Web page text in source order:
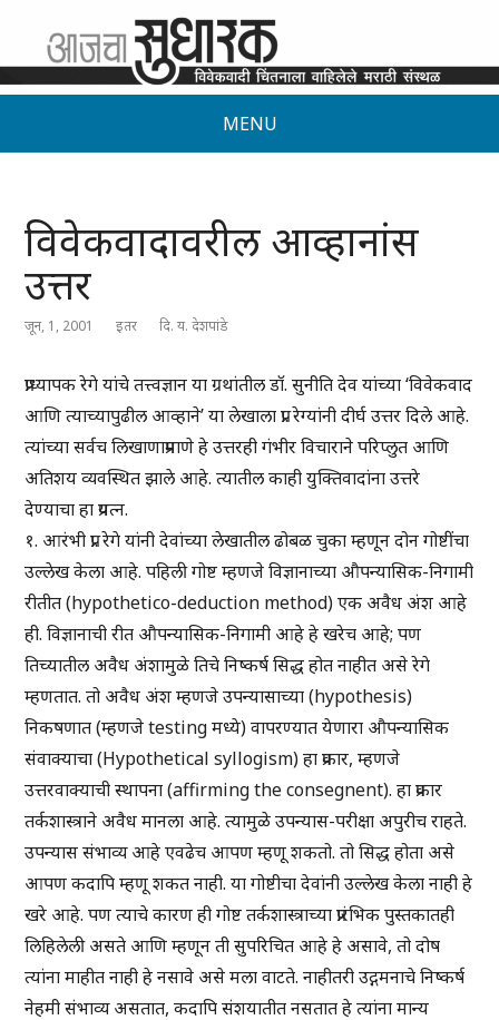
MENU
विवेकवादावरील आव्हानांस
उत्तर
जून, 1, 2001 इतर दि. य. देशपांडे
प्राध्यापक रेगे यांचे तत्त्वज्ञान या ग्रथांतील डॉ. सुनीति देव यांच्या ‘विवेकवाद
आणि त्याच्यापुढील आव्हाने’ या लेखाला प्रा. रेग्यांनी दीर्घ उत्तर दिले आहे.
त्यांच्या सर्वच लिखाणाप्रमाणे हे उत्तरही गंभीर विचाराने परिप्लुत आणि
अतिशय व्यवस्थित झाले आहे. त्यातील काही युक्तिवादांना उत्तरे
देण्याचा हा प्रयत्न.
१. आरंभी प्रा. रेगे यांनी देवांच्या लेखातील ढोबळ चुका म्हणून दोन गोष्टींचा
उल्लेख केला आहे. पहिली गोष्ट म्हणजे विज्ञानाच्या औपन्यासिक-निगामी
रीतीत (hypothetico-deduction method) एक अवैध अंश आहे
ही. विज्ञानाची रीत औपन्यासिक-निगामी आहे हे खरेच आहे; पण
तिच्यातील अवैध अंशामुळे तिचे निष्कर्ष सिद्ध होत नाहीत असे रेगे
म्हणतात. तो अवैध अंश म्हणजे उपन्यासाच्या (hypothesis)
निकषणात (म्हणजे testing मध्ये) वापरण्यात येणारा औपन्यासिक
संवाक्याचा (Hypothetical syllogism) हा प्रकार, म्हणजे
उत्तरवाक्याची स्थापना (affirming the consegnent). हा प्रकार
तर्कशास्त्राने अवैध मानला आहे. त्यामुळे उपन्यास-परीक्षा अपुरीच राहते.
उपन्यास संभाव्य आहे एवढेच आपण म्हणू शकतो. तो सिद्ध होता असे
आपण कदापि म्हणू शकत नाही. या गोष्टीचा देवांनी उल्लेख केला नाही हे
खरे आहे. पण त्याचे कारण ही गोष्ट तर्कशास्त्राच्या प्रारंभिक पुस्तकातही
लिहिलेली असते आणि म्हणून ती सुपरिचित आहे हे असावे, तो दोष
त्यांना माहीत नाही हे नसावे असे मला वाटते. नाहीतरी उद्गमनाचे निष्कर्ष
नेहमी संभाव्य असतात, कदापि संशयातीत नसतात हे त्यांना मान्य